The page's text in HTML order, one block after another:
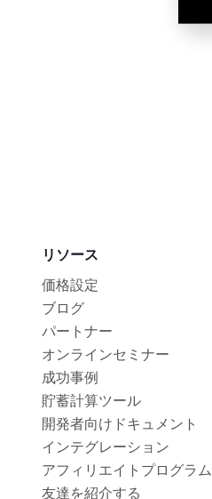
リソース
価格設定
ブログ
パートナー
オンラインセミナー
成功事例
貯蓄計算ツール
開発者向けドキュメント
インテグレーション
アフィリエイトプログラム
友達を紹介する